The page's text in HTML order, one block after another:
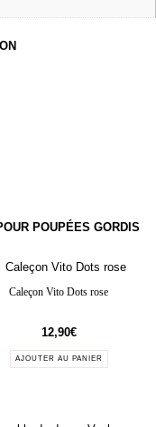
POUPÉES GORDIS
Caleçon Vito Dots rose
12,90€
AJOUTER AU PANIER